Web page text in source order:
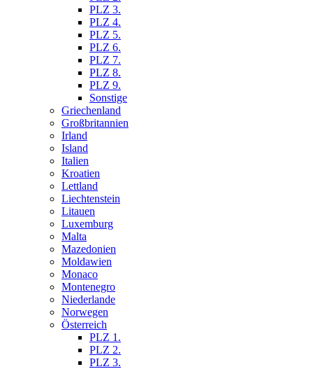
PLZ 3.
PLZ 4.
PLZ 5.
PLZ 6.
PLZ 7.
PLZ 8.
PLZ 9.
Sonstige
Griechenland
Großbritannien
Irland
Island
Italien
Kroatien
Lettland
Liechtenstein
Litauen
Luxemburg
Malta
Mazedonien
Moldawien
Monaco
Montenegro
Niederlande
Norwegen
Österreich
PLZ 1.
PLZ 2.
PLZ 3.